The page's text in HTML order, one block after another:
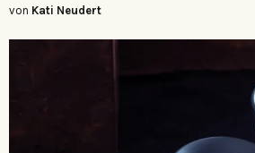
von Kati Neudert